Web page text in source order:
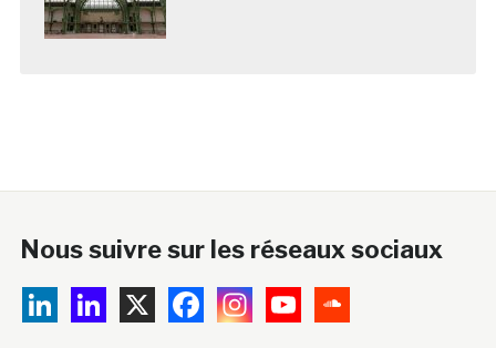
Nous suivre sur les réseaux sociaux